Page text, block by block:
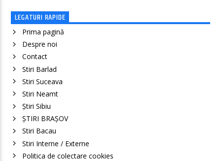
LEGATURI RAPIDE
Prima pagină
Despre noi
Contact
Stiri Barlad
Stiri Suceava
Stiri Neamt
Știri Sibiu
ȘTIRI BRAȘOV
Stiri Bacau
Stiri Interne / Externe
Politica de colectare cookies